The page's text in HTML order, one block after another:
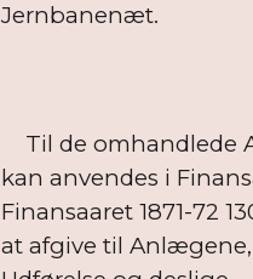
Jernbanenæt.
§
Til de omhandlede
kan anvendes i
Finansaaret 1871-72
at afgive til